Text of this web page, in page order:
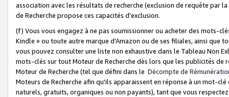
association avec les résultats de recherche (exclusion de requête
de Recherche propose ces capacités d'exclusion.
(f) Vous vous engagez à ne pas soumissionner ou acheter des mots-
Kindle » ou toute autre marque d'Amazon ou de ses filiales, ainsi que
vous pouvez consulter une liste non exhaustive dans le Tableau Non
mots-clés sur tout Moteur de Recherche dès lors que les publicités de
Moteur de Recherche (tel que défini dans le Décompte de
Moteurs de Recherche afin qu'ils apparaissent en réponse à un mot-
naturels, gratuits, organiques ou non payants), tant que vous